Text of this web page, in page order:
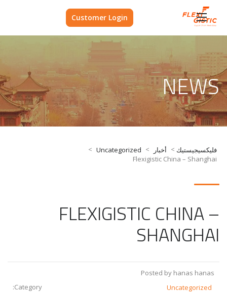
Customer Login
NEWS
فليكسيجيستيك > أخبار >
Uncategorized
>
Flexigistic China – Shanghai
FLEXIGISTIC CHINA –
SHANGHAI
Posted by hanas hanas
Category:
Uncategorized